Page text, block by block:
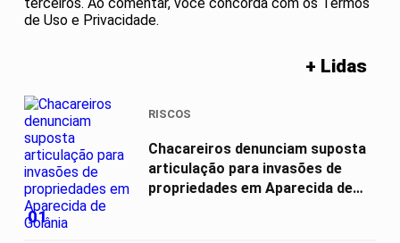
terceiros. Ao comentar, você concorda com os Termos
de Uso e Privacidade.
+ Lidas
01
RISCOS
Chacareiros denunciam suposta
articulação para invasões de
propriedades em Aparecida de